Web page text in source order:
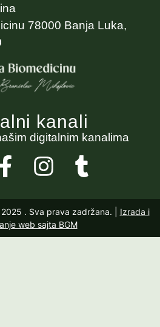
78000 Banja Luka,
kanali
digitalnim kanalima
. Sva prava zadržana. | Izrada i
web sajta BGM